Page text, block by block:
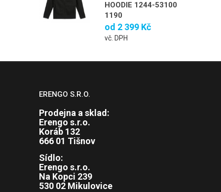
HOODIE 1244-53100
1190
od 2 399 Kč
vč. DPH
ERENGO S.R.O.
Prodejna a sklad:
Erengo s.r.o.
Koráb 132
666 01 Tišnov
Sídlo:
Erengo s.r.o.
Na Kopci 239
530 02 Mikulovice